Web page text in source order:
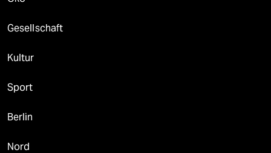
Gesellschaft
Kultur
Sport
Berlin
Nord